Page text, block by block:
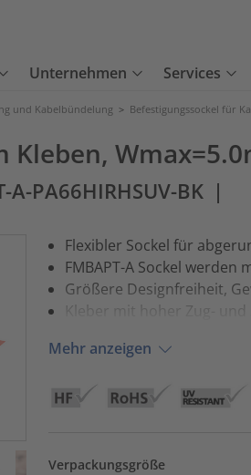
Unternehmen Services
und Kabelbündelung > Befestigungssockel für
A-PA66HIRHSUV-BK |
Flexibler Sockel für
FMBAPT-A Sockel
Größere Designfreiheit,
Kleber mit hoher Zug- und
Mehr anzeigen
Verpackungsgröße